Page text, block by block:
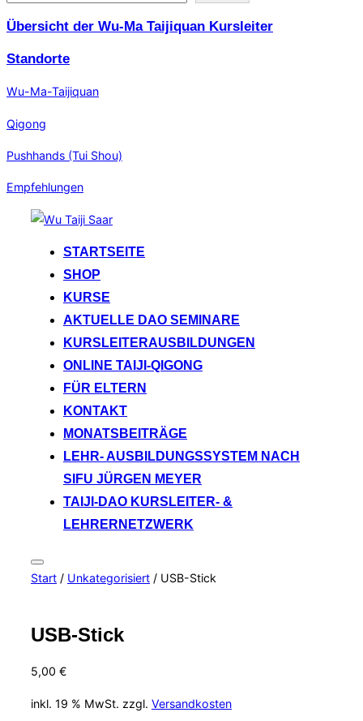
Übersicht der Wu-Ma Taijiquan Kursleiter
Standorte
Wu-Ma-Taijiquan
Qigong
Pushhands (Tui Shou)
Empfehlungen
springen
STARTSEITE
SHOP
KURSE
AKTUELLE DAO SEMINARE
KURSLEITERAUSBILDUNGEN
ONLINE TAIJI-QIGONG
FÜR ELTERN
KONTAKT
MONATSBEITRÄGE
LEHR- AUSBILDUNGSSYSTEM NACH
SIFU JÜRGEN MEYER
TAIJI-DAO KURSLEITER- &
LEHRERNETZWERK
Seitenleiste
&
Start / Unkategorisiert / USB-Stick
USB-Stick
5,00 €
inkl. 19 % MwSt. zzgl. Versandkosten